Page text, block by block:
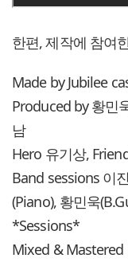
한편, 제작에 참여
Made by Jubilee
Produced by 황민
남
Hero 유기상,
Band sessions 이
(Piano), 황민욱
*Sessions*
Mixed & Mastered